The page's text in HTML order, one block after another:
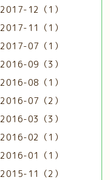
2017-12（1）
2017-11（1）
2017-07（1）
2016-09（3）
2016-08（1）
2016-07（2）
2016-03（3）
2016-02（1）
2016-01（1）
2015-11（2）